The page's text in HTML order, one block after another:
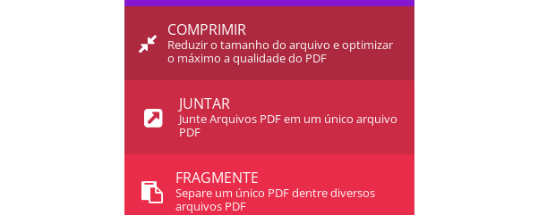
COMPRIMIR
Reduzir o tamanho do arquivo e optimizar
o máximo a qualidade do PDF
JUNTAR
Junte Arquivos PDF em um único arquivo
PDF
FRAGMENTE
Separe um único PDF dentre diversos
arquivos PDF